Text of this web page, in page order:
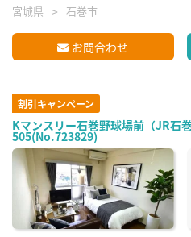
宮城県 石巻市
お問合わせ
割引キャンペーン
Kマンスリー石巻野球場前（JR石
505(No.723829)